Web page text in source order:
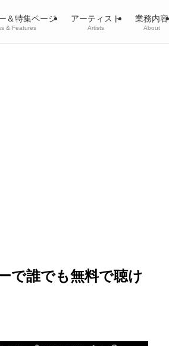
＆特集ページ
& Features
アーティスト
Artists
業務内容
About
で誰でも無料で聴け